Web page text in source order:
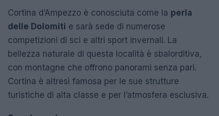
Cortina d’Ampezzo è conosciuta come la perla
delle Dolomiti e sarà sede di numerose
competizioni di sci e altri sport invernali. La
bellezza naturale di questa località è sbalorditiva,
con montagne che offrono panorami senza pari.
Cortina è altresì famosa per le sue strutture
turistiche di alta classe e per l’atmosfera esclusiva.